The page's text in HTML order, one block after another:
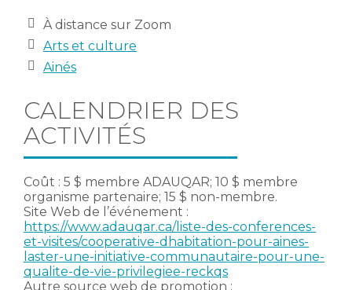
LieuÀ distance sur Zoom
Catégories
Arts et culture
Publics
Ainés
CALENDRIER DES
ACTIVITÉS
Coût : 5 $ membre ADAUQAR; 10 $ membre
organisme partenaire; 15 $ non-membre.
Site Web de l’événement :
https://www.adauqar.ca/liste-des-conferences-
et-visites/cooperative-dhabitation-pour-aines-
laster-une-initiative-communautaire-pour-une-
qualite-de-vie-privilegiee-reckqs
Autre source web de promotion :